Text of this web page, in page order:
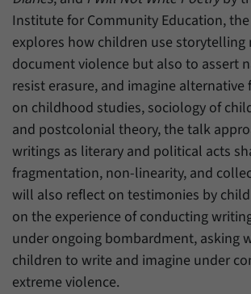
Institute for Community Education,
explores how children use
document violence but also to assert
resist erasure, and imagine alternative
on childhood studies, sociology of
and postcolonial theory, the talk
writings as literary and political acts
fragmentation, non-linearity, and
will also reflect on testimonies by
on the experience of conducting
under ongoing bombardment, asking
children to write and imagine under
extreme violence.
Laufzeit 1 Jahr
Zweck
Dieser Wert speichert Ihre
Einstellungen. Unter
generierte ID, für die
Ihrer vorgenommen
Webseiten-Betreiber dies
Zweck
Mit diesem Cookie können
über Benutzer unserer
speichern, zum Beispiel die
Name _pk_ref
Anbieter Matomo
Laufzeit 6 Monate
Zweck
Mit diesem Cookie können
welcher Internetseite oder
Besucher durch eine
Internetseite weitergeleitet